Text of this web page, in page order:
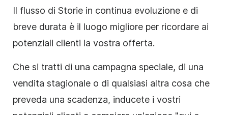
Il flusso di Storie in continua evoluzione e di
breve durata è il luogo migliore per ricordare ai
potenziali clienti la vostra offerta.
Che si tratti di una campagna speciale, di una
vendita stagionale o di qualsiasi altra cosa che
preveda una scadenza, inducete i vostri